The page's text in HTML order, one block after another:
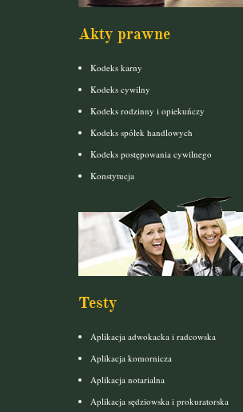
Akty prawne
Kodeks karny
Kodeks cywilny
Kodeks rodzinny i opiekuńczy
Kodeks spółek handlowych
Kodeks postępowania cywilnego
Konstytucja
Testy
Aplikacja adwokacka i radcowska
Aplikacja komornicza
Aplikacja notarialna
Aplikacja sędziowska i prokuratorska